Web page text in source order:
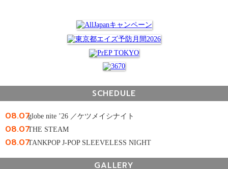
SCHEDULE
08.07globe nite ’26 ／ケツメイシナイト
08.07THE STEAM
08.07TANKPOP J-POP SLEEVELESS NIGHT
GALLERY